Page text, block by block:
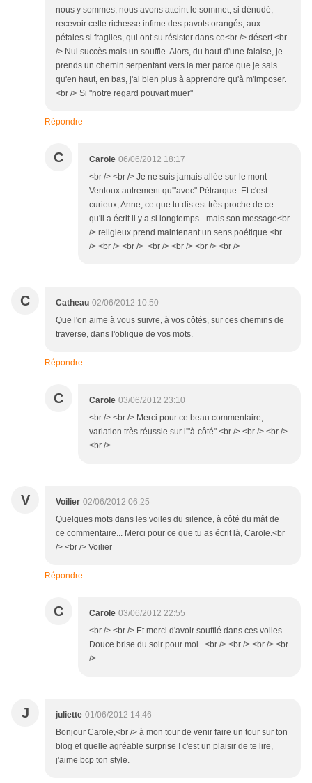
nous y sommes, nous avons atteint le sommet, si dénudé,
recevoir cette richesse infime des pavots orangés, aux
pétales si fragiles, qui ont su résister dans ce<br /> désert.<br
/> Nul succès mais un souffle. Alors, du haut d'une falaise, je
prends un chemin serpentant vers la mer parce que je sais
qu'en haut, en bas, j'ai bien plus à apprendre qu'à m'imposer.
<br /> Si "notre regard pouvait muer"
Répondre
C Carole 06/06/2012 18:17
<br /> <br /> Je ne suis jamais allée sur le mont
Ventoux autrement qu'"avec" Pétrarque. Et c'est
curieux, Anne, ce que tu dis est très proche de ce
qu'il a écrit il y a si longtemps - mais son message<br
/> religieux prend maintenant un sens poétique.<br
/> <br /> <br /> <br /> <br /> <br /> <br />
C Catheau 02/06/2012 10:50
Que l'on aime à vous suivre, à vos côtés, sur ces chemins de
traverse, dans l'oblique de vos mots.
Répondre
C Carole 03/06/2012 23:10
<br /> <br /> Merci pour ce beau commentaire,
variation très réussie sur l'"à-côté".<br /> <br /> <br />
<br />
V Voilier 02/06/2012 06:25
Quelques mots dans les voiles du silence, à côté du mât de
ce commentaire... Merci pour ce que tu as écrit là, Carole.<br
/> <br /> Voilier
Répondre
C Carole 03/06/2012 22:55
<br /> <br /> Et merci d'avoir soufflé dans ces voiles.
Douce brise du soir pour moi...<br /> <br /> <br /> <br
/>
J juliette 01/06/2012 14:46
Bonjour Carole,<br /> à mon tour de venir faire un tour sur ton
blog et quelle agréable surprise ! c'est un plaisir de te lire,
j'aime bcp ton style.